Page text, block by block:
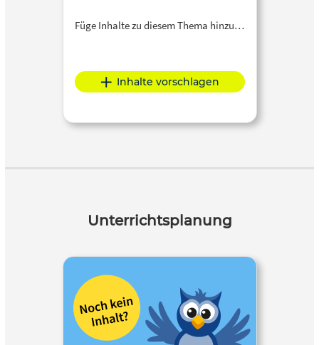
Füge Inhalte zu diesem Thema hinzu…
Inhalte vorschlagen
Unterrichtsplanung